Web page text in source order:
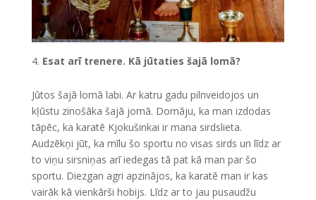
Esat arī trenere. Kā jūtaties šajā lomā?
Jūtos šajā lomā labi. Ar katru gadu pilnveidojos un
kļūstu zinošāka šajā jomā. Domāju, ka man izdodas
tāpēc, ka karatē Kjokušinkai ir mana sirdslieta.
Audzēkņi jūt, ka mīlu šo sportu no visas sirds un līdz ar
to viņu sirsniņas arī iedegas tā pat kā man par šo
sportu. Diezgan agri apzinājos, ka karatē man ir kas
vairāk kā vienkārši hobijs. Līdz ar to jau pusaudžu